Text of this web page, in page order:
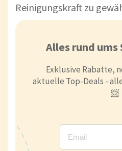
Reinigungskraft zu
Alles rund
Exklusive Rabatte,
aktuelle Top-Deals -
📨